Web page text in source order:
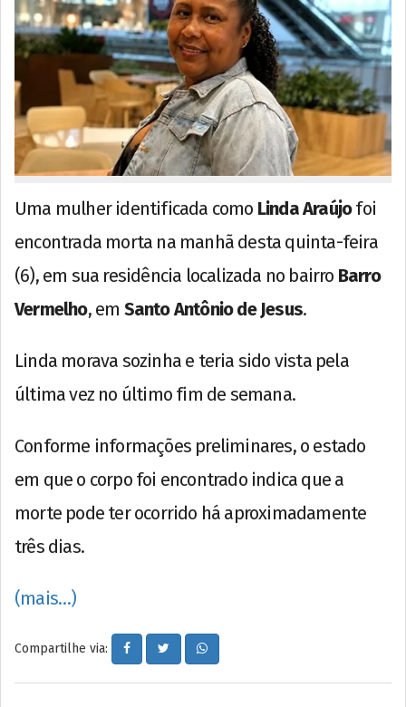
Uma mulher identificada como Linda Araújofoi
encontrada morta na manhã desta quinta-feira
(6), em sua residência localizada no bairro Barro
Vermelho, em Santo Antônio de Jesus.
Linda morava sozinha e teria sido vista pela
última vez no último fim de semana.
Conforme informações preliminares, o estado
em que o corpo foi encontrado indica que a
morte pode ter ocorrido há aproximadamente
três dias.
(mais…)
Compartilhe via: